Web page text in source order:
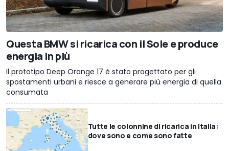
Questa BMW si ricarica con il Sole e produce
energia in più
Il prototipo Deep Orange 17 è stato progettato per gli
spostamenti urbani e riesce a generare più energia di quella
consumata
Tutte le colonnine di ricarica in Italia:
dove sono e come sono fatte